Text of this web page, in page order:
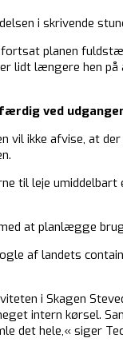
i skrivende
planen
lidt længere hen
ved
vil ikke afvise, at
til leje
at planlægge
af landets
i Skagen
intern kørsel.
det hele,« siger